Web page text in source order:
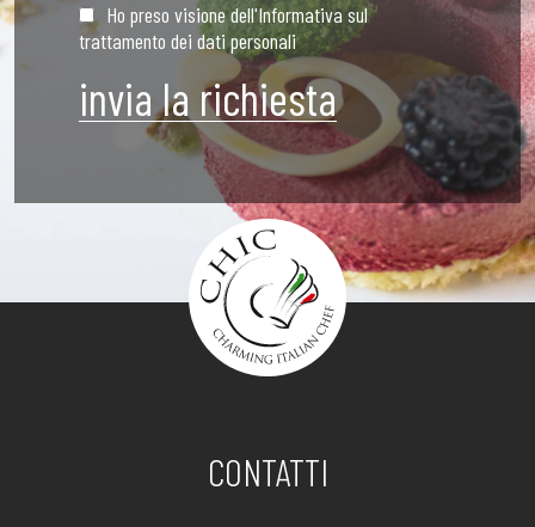
Ho preso visione dell'Informativa sul
trattamento dei dati personali
CONTATTI